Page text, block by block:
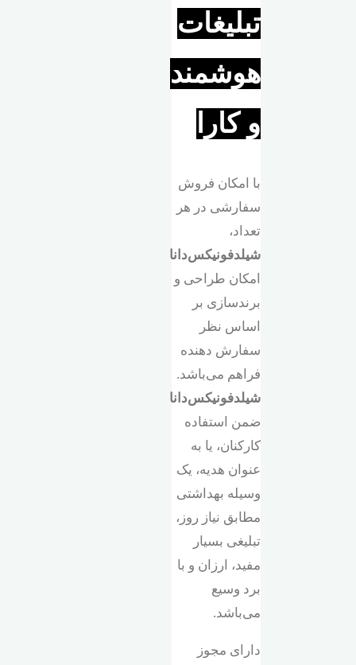
تبلیغات
هوشمند
و کارا
با امکان فروش
سفارشی در هر
تعداد،
شیلد‌فونیکس‌دانا
امکان طراحی و
برندسازی بر
اساس نظر
سفارش دهنده
فراهم می‌باشد.
شیلد‌فونیکس‌دانا
ضمن استفاده
کارکنان، یا به
عنوان هدیه، یک
وسیله بهداشتی
مطابق نیاز روز،
تبلیغی بسیار
مفید، ارزان و با
برد وسیع
می‌باشد.
دارای مجوز